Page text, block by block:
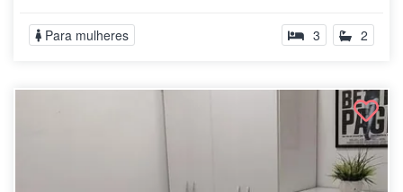
Para mulheres 3 2